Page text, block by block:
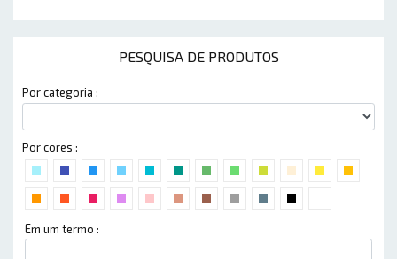
PESQUISA DE PRODUTOS
Por categoria :
Por cores :
Em um termo :